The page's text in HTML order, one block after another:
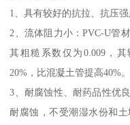
1、具有较好的抗拉、抗压
2、流体阻力小：PVC-U管
其粗糙系数仅为0.009，
20%，比混凝土管提高40%。
3、耐腐蚀性、耐药品性优
耐腐蚀，不受潮湿水份和